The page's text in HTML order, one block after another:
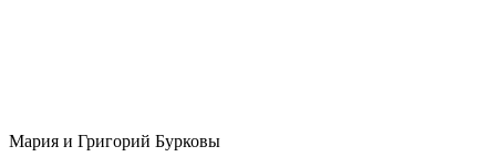
Мария и Григорий Бурковы